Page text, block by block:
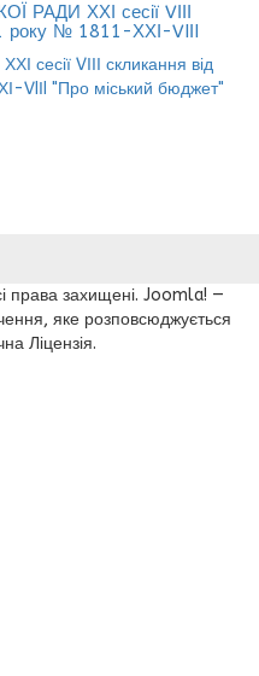
РАДИ ХХІ сесії VІІІ
року № 1811-ХХІ-VIІI
сесії VІІІ скликання від
VIІI "Про міський бюджет"
права захищені. Joomla! —
яке розповсюджується
Ліцензія.